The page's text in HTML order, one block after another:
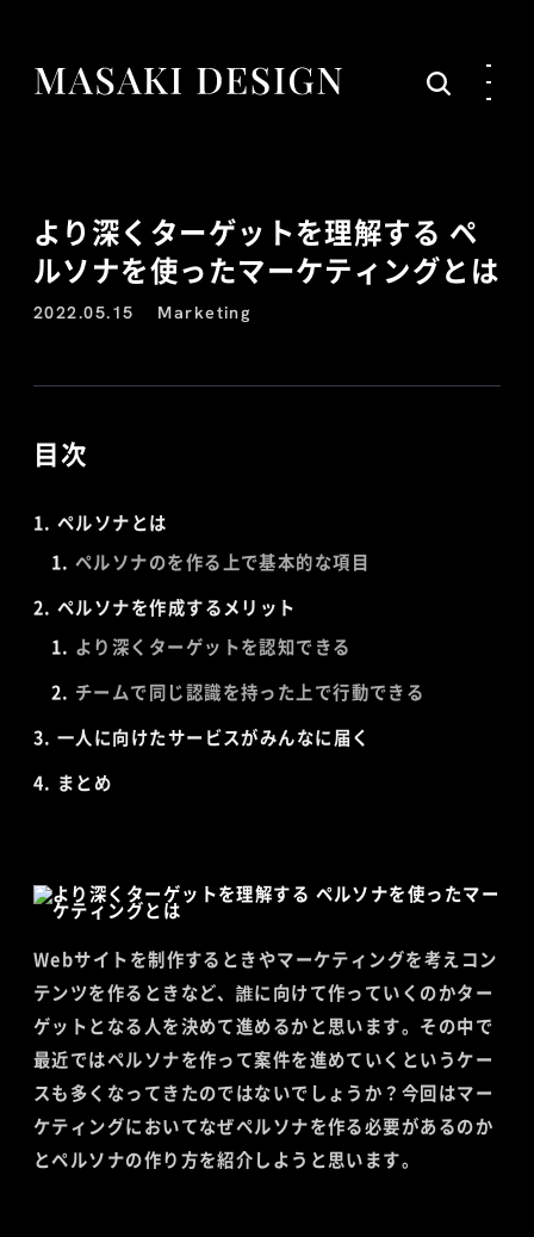
より深くターゲットを理解する ペ
ルソナを使ったマーケティングとは
2022.05.15 Marketing
目次
ペルソナとは
ペルソナのを作る上で基本的な項目
ペルソナを作成するメリット
より深くターゲットを認知できる
チームで同じ認識を持った上で行動できる
一人に向けたサービスがみんなに届く
まとめ
Webサイトを制作するときやマーケティングを考えコン
テンツを作るときなど、誰に向けて作っていくのかター
ゲットとなる人を決めて進めるかと思います。その中で
最近ではペルソナを作って案件を進めていくというケー
スも多くなってきたのではないでしょうか？今回はマー
ケティングにおいてなぜペルソナを作る必要があるのか
とペルソナの作り方を紹介しようと思います。